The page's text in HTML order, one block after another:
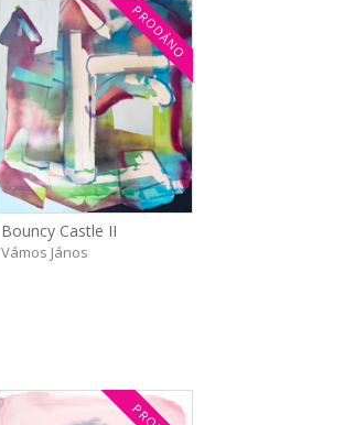
PRODÁNO
Bouncy Castle II
Vámos János